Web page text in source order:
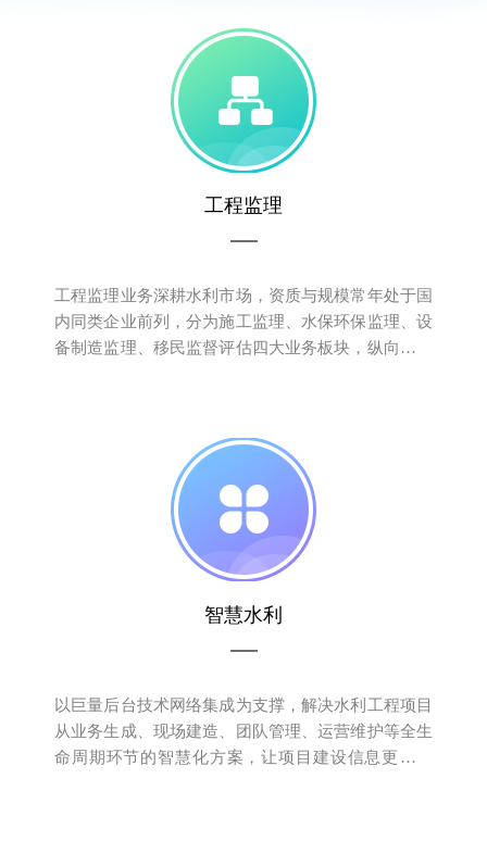
工程监理
工程监理业务深耕水利市场，资质与规模常年处于国
内同类企业前列，分为施工监理、水保环保监理、设
备制造监理、移民监督评估四大业务板块，纵向发展
智慧水利
以巨量后台技术网络集成为支撑，解决水利工程项目
从业务生成、现场建造、团队管理、运营维护等全生
命周期环节的智慧化方案，让项目建设信息更加清